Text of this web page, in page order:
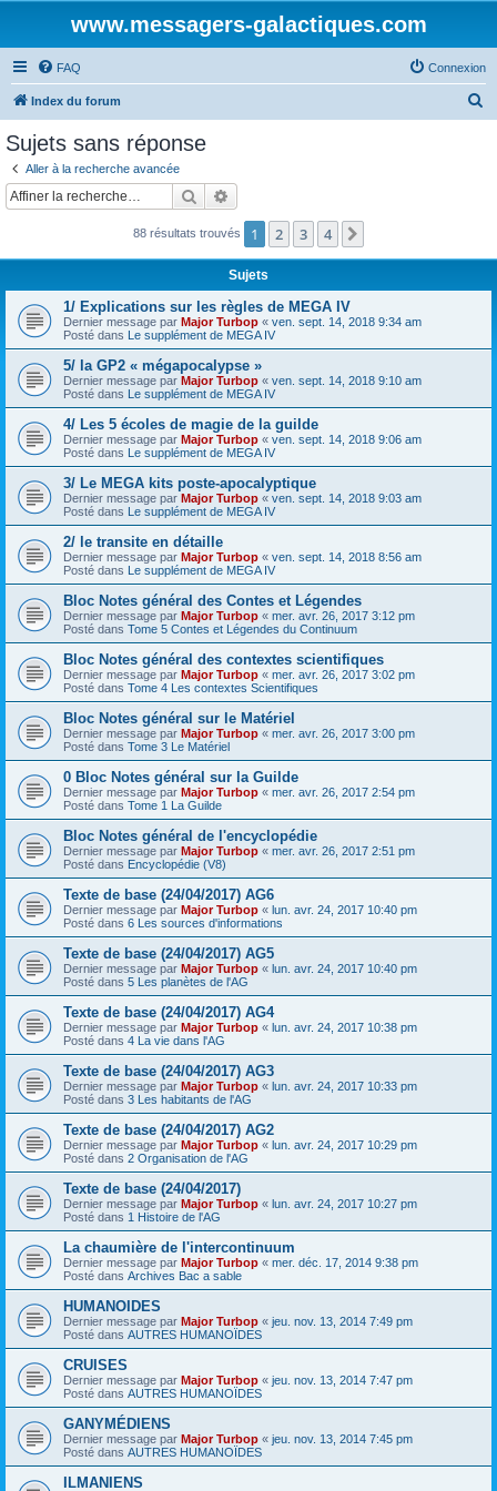
www.messagers-galactiques.com
FAQ Connexion
Index du forum
c
Sujets sans réponse
Aller à la recherche avancée
Rechercher
88 résultats trouvés 1 2 3 4
Sujets
1/ Explications sur les règles de MEGA IV
Dernier message par Major Turbop « ven. sept. 14, 2018 9:34 am
Posté dans Le supplément de MEGA IV
5/ la GP2 « mégapocalypse »
Dernier message par Major Turbop « ven. sept. 14, 2018 9:10 am
Posté dans Le supplément de MEGA IV
4/ Les 5 écoles de magie de la guilde
Dernier message par Major Turbop « ven. sept. 14, 2018 9:06 am
Posté dans Le supplément de MEGA IV
3/ Le MEGA kits poste-apocalyptique
Dernier message par Major Turbop « ven. sept. 14, 2018 9:03 am
Posté dans Le supplément de MEGA IV
2/ le transite en détaille
Dernier message par Major Turbop « ven. sept. 14, 2018 8:56 am
Posté dans Le supplément de MEGA IV
Bloc Notes général des Contes et Légendes
Dernier message par Major Turbop « mer. avr. 26, 2017 3:12 pm
Posté dans Tome 5 Contes et Légendes du Continuum
Bloc Notes général des contextes scientifiques
Dernier message par Major Turbop « mer. avr. 26, 2017 3:02 pm
Posté dans Tome 4 Les contextes Scientifiques
Bloc Notes général sur le Matériel
Dernier message par Major Turbop « mer. avr. 26, 2017 3:00 pm
Posté dans Tome 3 Le Matériel
0 Bloc Notes général sur la Guilde
Dernier message par Major Turbop « mer. avr. 26, 2017 2:54 pm
Posté dans Tome 1 La Guilde
Bloc Notes général de l'encyclopédie
Dernier message par Major Turbop « mer. avr. 26, 2017 2:51 pm
Posté dans Encyclopédie (V8)
Texte de base (24/04/2017) AG6
Dernier message par Major Turbop « lun. avr. 24, 2017 10:40 pm
Posté dans 6 Les sources d'informations
Texte de base (24/04/2017) AG5
Dernier message par Major Turbop « lun. avr. 24, 2017 10:40 pm
Posté dans 5 Les planètes de l'AG
Texte de base (24/04/2017) AG4
Dernier message par Major Turbop « lun. avr. 24, 2017 10:38 pm
Posté dans 4 La vie dans l'AG
Texte de base (24/04/2017) AG3
Dernier message par Major Turbop « lun. avr. 24, 2017 10:33 pm
Posté dans 3 Les habitants de l'AG
Texte de base (24/04/2017) AG2
Dernier message par Major Turbop « lun. avr. 24, 2017 10:29 pm
Posté dans 2 Organisation de l'AG
Texte de base (24/04/2017)
Dernier message par Major Turbop « lun. avr. 24, 2017 10:27 pm
Posté dans 1 Histoire de l'AG
La chaumière de l'intercontinuum
Dernier message par Major Turbop « mer. déc. 17, 2014 9:38 pm
Posté dans Archives Bac a sable
HUMANOIDES
Dernier message par Major Turbop « jeu. nov. 13, 2014 7:49 pm
Posté dans AUTRES HUMANOÏDES
CRUISES
Dernier message par Major Turbop « jeu. nov. 13, 2014 7:47 pm
Posté dans AUTRES HUMANOÏDES
GANYMÉDIENS
Dernier message par Major Turbop « jeu. nov. 13, 2014 7:45 pm
Posté dans AUTRES HUMANOÏDES
ILMANIENS